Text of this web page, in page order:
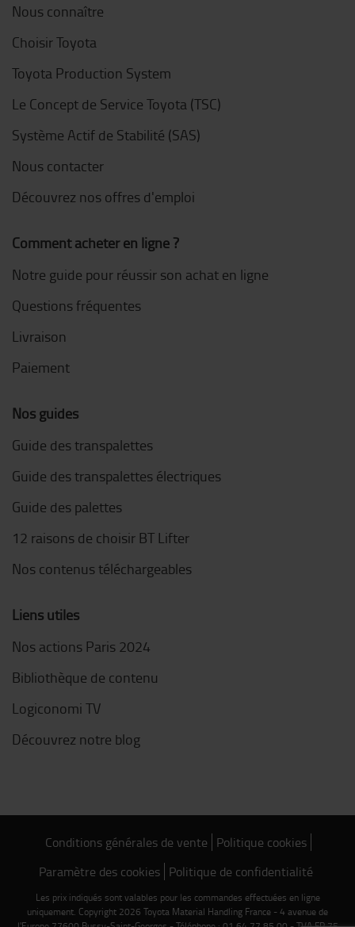
Nous connaître
Choisir Toyota
Toyota Production System
Le Concept de Service Toyota (TSC)
Système Actif de Stabilité (SAS)
Nous contacter
Découvrez nos offres d'emploi
Comment acheter en ligne ?
Notre guide pour réussir son achat en ligne
Questions fréquentes
Livraison
Paiement
Nos guides
Guide des transpalettes
Guide des transpalettes électriques
Guide des palettes
12 raisons de choisir BT Lifter
Nos contenus téléchargeables
Liens utiles
Nos actions Paris 2024
Bibliothèque de contenu
Logiconomi TV
Découvrez notre blog
Conditions générales de vente Politique cookies
Paramètre des cookies Politique de confidentialité
Les prix indiqués sont valables pour les commandes effectuées en ligne
uniquement. Copyright 2026 Toyota Material Handling France - 4 avenue de